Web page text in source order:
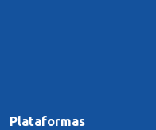
Plataformas